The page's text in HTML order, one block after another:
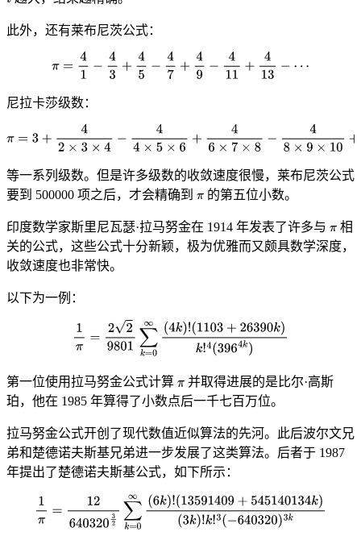
此外，还有莱布尼茨公式：
尼拉卡莎级数：
等一系列级数。但是许多级数的收敛速度很慢，莱布尼茨公式
要到 500000 项之后，才会精确到
的第五位小数。
印度数学家斯里尼瓦瑟·拉马努金在 1914 年发表了许多与
相
关的公式，这些公式十分新颖，极为优雅而又颇具数学深度，
收敛速度也非常快。
以下为一例：
第一位使用拉马努金公式计算
并取得进展的是比尔·高斯
珀，他在 1985 年算得了小数点后一千七百万位。
拉马努金公式开创了现代数值近似算法的先河。此后波尔文兄
弟和楚德诺夫斯基兄弟进一步发展了这类算法。后者于 1987
年提出了楚德诺夫斯基公式，如下所示：